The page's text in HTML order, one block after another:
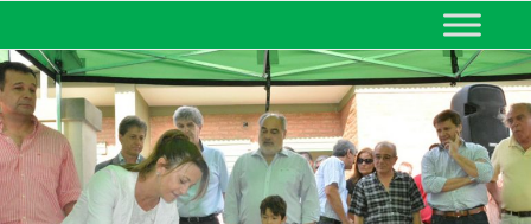
MINISTERIO DE EDUCACIÓN
DE CORRIENTES